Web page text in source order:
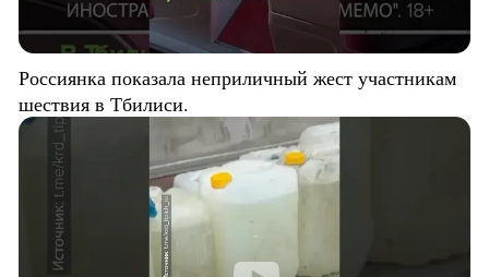
Россиянка показала неприличный жест участникам
шествия в Тбилиси.